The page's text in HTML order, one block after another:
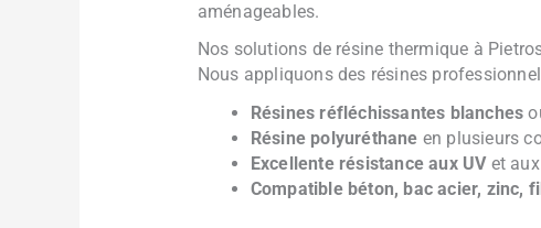
aménageables.
Nos solutions de résine thermique à
Nous appliquons des résines
Résines réfléchissantes blanches
Résine polyuréthane en plusieurs
Excellente résistance aux UVet aux
Compatible béton, bac acier, zinc,